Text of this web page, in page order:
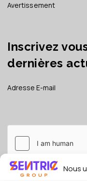
Nous
Avertissement
Inscrivez
dernières
Je consens à ce